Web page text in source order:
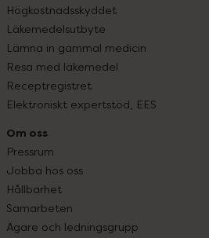
Högkostnadsskyddet
Läkemedelsutbyte
Lämna in gammal medicin
Resa med läkemedel
Receptregistret
Elektroniskt expertstöd, EES
Om oss
Pressrum
Jobba hos oss
Hållbarhet
Samarbeten
Ägare och ledningsgrupp